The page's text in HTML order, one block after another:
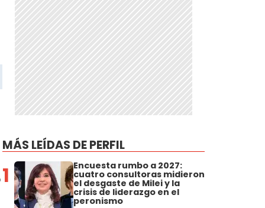
MÁS LEÍDAS DE PERFIL
1 Encuesta rumbo a 2027:
cuatro consultoras midieron
el desgaste de Milei y la
crisis de liderazgo en el
peronismo